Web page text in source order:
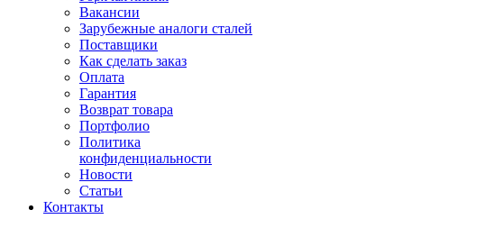
Вакансии
Зарубежные аналоги сталей
Поставщики
Как сделать заказ
Оплата
Гарантия
Возврат товара
Портфолио
Политика
конфиденциальности
Новости
Статьи
Контакты